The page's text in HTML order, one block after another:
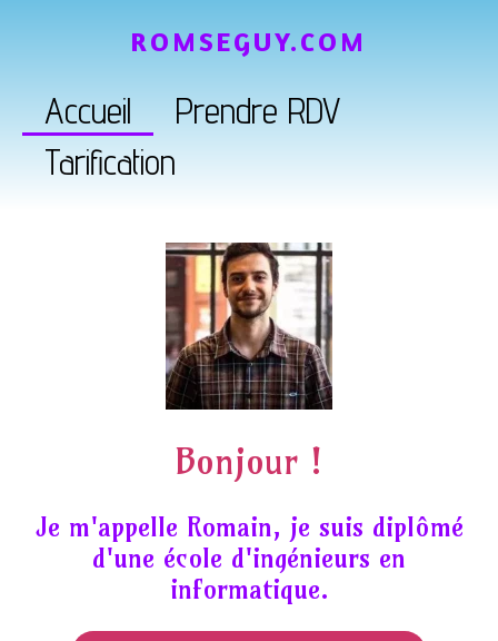
Accueil
Prendre RDV
Tarification
ROMSEGUY.COM
Bonjour !
Je m'appelle Romain, je suis diplômé
d'une école d'ingénieurs en
informatique.